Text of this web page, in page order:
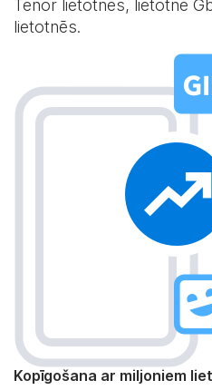
Tenor lietotnēs, lietotnē
lietotnēs.
Kopīgošana ar miljoniem